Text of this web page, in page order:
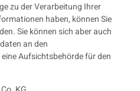
zu der Verarbeitung Ihrer
haben, können Sie
Sie können sich aber auch
an den
Aufsichtsbehörde für den